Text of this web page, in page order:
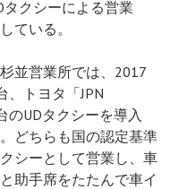
クシーによる営業
ている。
並営業所では、2017
、トヨタ「JPN
のUDタクシーを導入
どちらも国の認定基準
シーとして営業し、車
助手席をたたんで車イ